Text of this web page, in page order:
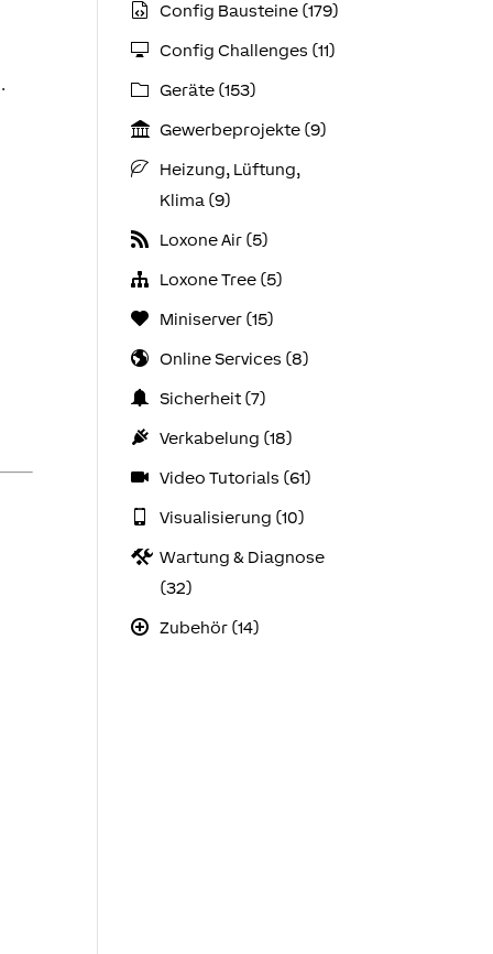
Config Bausteine (179)
Config Challenges (11)
Geräte (153)
Gewerbeprojekte (9)
Heizung, Lüftung,
Klima (9)
Loxone Air (5)
Loxone Tree (5)
Miniserver (15)
Online Services (8)
Sicherheit (7)
Verkabelung (18)
Video Tutorials (61)
Visualisierung (10)
Wartung & Diagnose
(32)
Zubehör (14)